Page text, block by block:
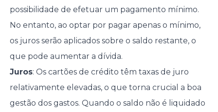
possibilidade de efetuar um pagamento mínimo.
No entanto, ao optar por pagar apenas o mínimo,
os juros serão aplicados sobre o saldo restante, o
que pode aumentar a dívida.
Juros: Os cartões de crédito têm taxas de juro
relativamente elevadas, o que torna crucial a boa
gestão dos gastos. Quando o saldo não é liquidado